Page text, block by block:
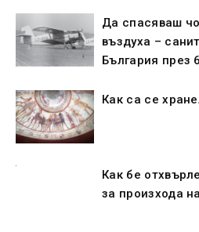
Да спасяваш
въздуха –
България през
Как са се
Как бе
за произхода